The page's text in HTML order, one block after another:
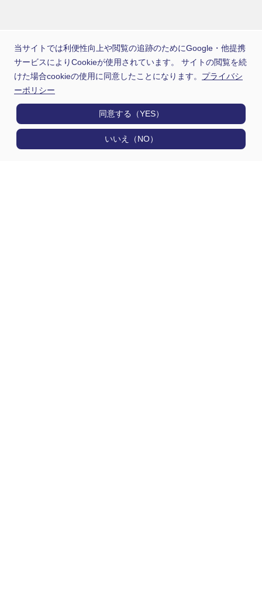
当サイトでは利便性向上や閲覧の追跡のためにGoogle・他提携
サービスによりCookieが使用されています。 サイトの閲覧を続
けた場合cookieの使用に同意したことになります。 プライバシ
ーポリシー
いいえ（NO）
同意する（YES）
日通電は住友電工グループの一員です